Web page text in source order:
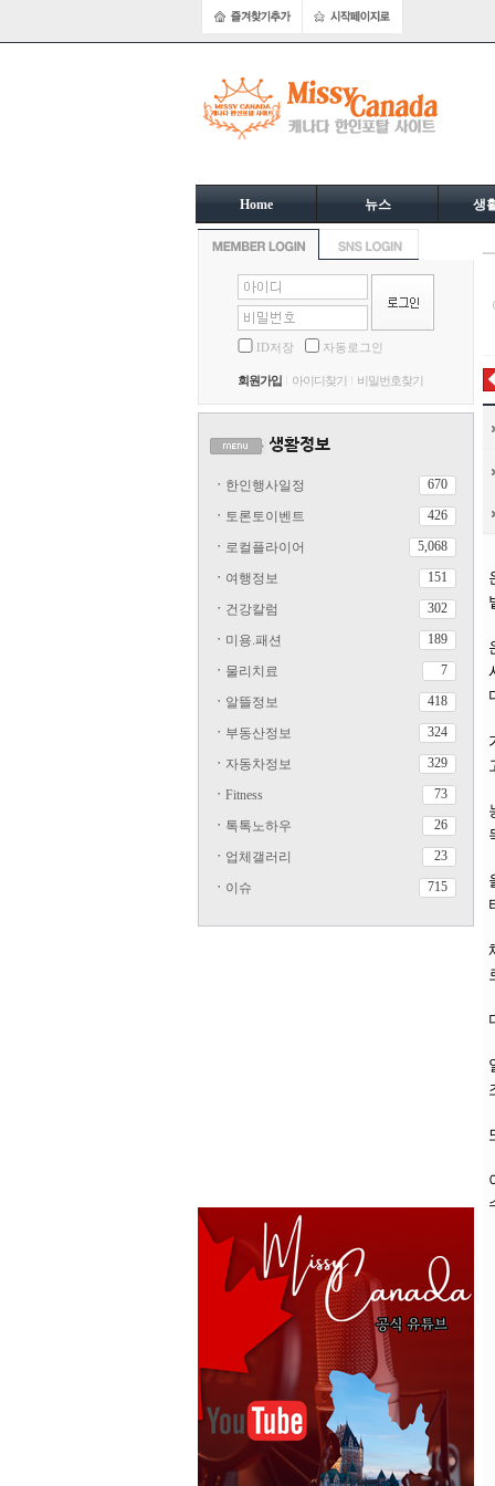
Home 뉴스 생
ID저장 자동로그인
회원가입 아이디찾기 비밀번호찾기
ㆍ 한인행사일정 670
ㆍ 토론토이벤트 426
ㆍ 로컬플라이어 5,068
ㆍ 여행정보 151
ㆍ 건강칼럼 302
ㆍ 미용.패션 189
ㆍ 물리치료 7
ㆍ 알뜰정보 418
ㆍ 부동산정보 324
ㆍ 자동차정보 329
ㆍ Fitness 73
ㆍ 톡톡노하우 26
ㆍ 업체갤러리 23
ㆍ 이슈 715